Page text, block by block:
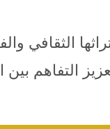
الثقافي
التفاهم بين